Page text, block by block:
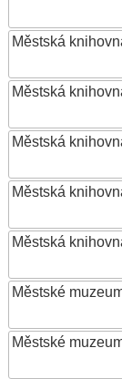
Městská
Městská
Městská
Městská
Městská
Městské
Městské